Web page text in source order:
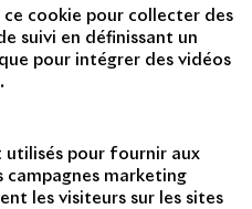
cookie pour collecter des
suivi en définissant un
pour intégrer des vidéos
utilisés pour fournir aux
campagnes marketing
les visiteurs sur les sites